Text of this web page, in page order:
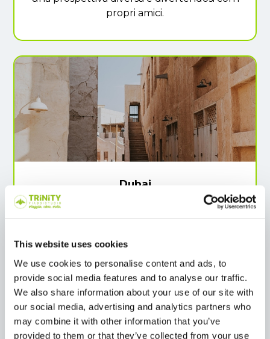
This website uses cookies
We use cookies to personalise content and ads, to
provide social media features and to analyse our traffic.
We also share information about your use of our site with
our social media, advertising and analytics partners who
may combine it with other information that you’ve
provided to them or that they’ve collected from your use
propri amici.
Dubai
Heritage Village e Souk Madinat
Village, all’interno del quartiere di Al
Shindagha, dove si respira la vera tradizione
emiratina tra botteghe artigiane, antiche
dimore e mestieri di un tempo. La visita
prosegue con una passeggiata al Souk
Madinat, celebre per i suoi vicoli suggestivi, i
negozi di artigianato e i ristoranti con vista sui